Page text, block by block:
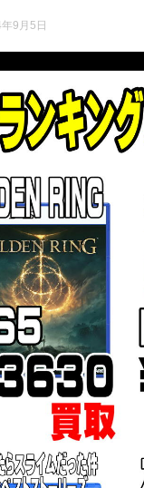
9月5日